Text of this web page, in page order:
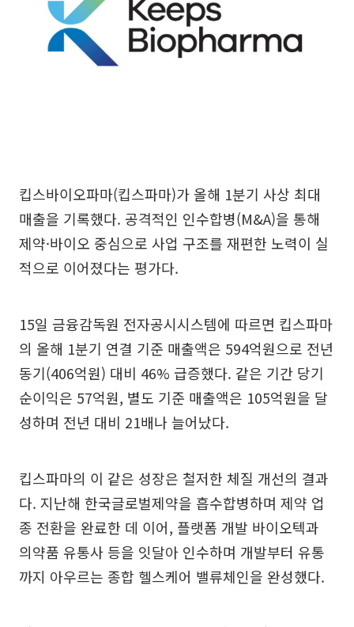
킵스바이오파마(킵스파마)가 올해 1분기 사상 최대
매출을 기록했다. 공격적인 인수합병(M&A)을 통해
제약·바이오 중심으로 사업 구조를 재편한 노력이 실
적으로 이어졌다는 평가다.
15일 금융감독원 전자공시시스템에 따르면 킵스파마
의 올해 1분기 연결 기준 매출액은 594억원으로 전년
동기(406억원) 대비 46% 급증했다. 같은 기간 당기
순이익은 57억원, 별도 기준 매출액은 105억원을 달
성하며 전년 대비 21배나 늘어났다.
킵스파마의 이 같은 성장은 철저한 체질 개선의 결과
다. 지난해 한국글로벌제약을 흡수합병하며 제약 업
종 전환을 완료한 데 이어, 플랫폼 개발 바이오텍과
의약품 유통사 등을 잇달아 인수하며 개발부터 유통
까지 아우르는 종합 헬스케어 밸류체인을 완성했다.